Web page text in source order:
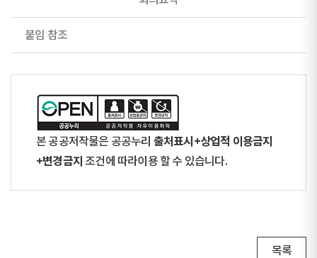
붙임 참조
본 공공저작물은 공공누리 출처표시+상업적 이용금지
+변경금지 조건에 따라이용 할 수 있습니다.
목록